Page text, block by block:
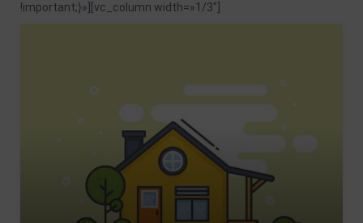
!important;}»][vc_column width=»1/3″]